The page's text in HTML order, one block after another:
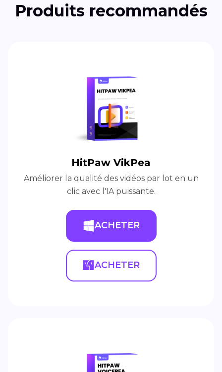
Produits recommandés
HitPaw VikPea
Améliorer la qualité des vidéos par lot en un
clic avec l'IA puissante.
ACHETER
ACHETER